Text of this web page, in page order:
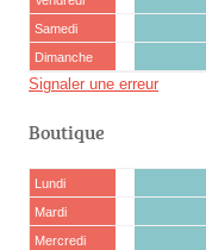
Samedi
Dimanche
Signaler une erreur
Boutique
Lundi
Mardi
Mercredi